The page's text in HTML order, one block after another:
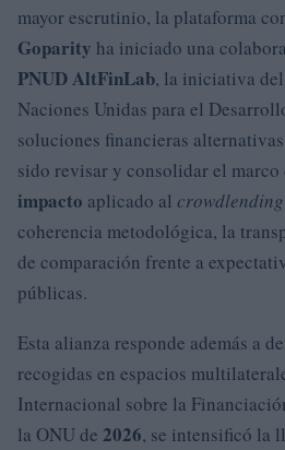
mayor escrutinio, la plataforma
Goparity ha iniciado una
PNUD AltFinLab, la iniciativa
Naciones Unidas para el
soluciones financieras
sido revisar y consolidar el marco
impacto aplicado al crowdlending
coherencia metodológica, la
de comparación frente a
públicas.
Esta alianza responde además a
recogidas en espacios
Internacional sobre la
la ONU de 2026, se intensificó la